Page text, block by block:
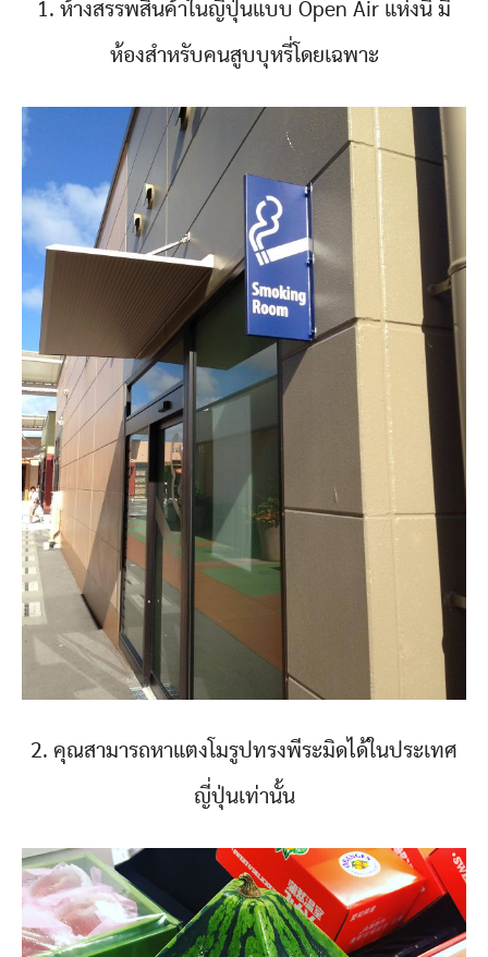
1. ห้างสรรพสินค้าในญี่ปุ่นแบบ Open Air แห่งนี้ มี
ห้องสำหรับคนสูบบุหรี่โดยเฉพาะ
2. คุณสามารถหาแตงโมรูปทรงพีระมิดได้ในประเทศ
ญี่ปุ่นเท่านั้น